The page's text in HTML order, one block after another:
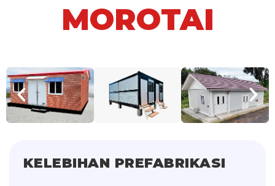
MOROTAI
KELEBIHAN PREFABRIKASI